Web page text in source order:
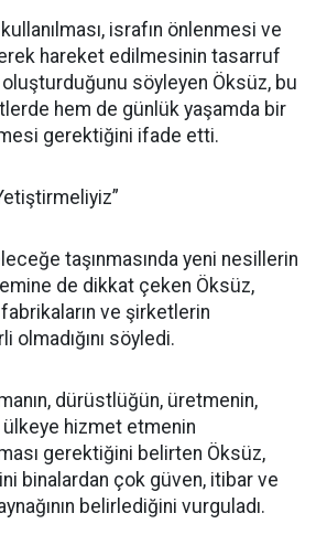
israfın önlenmesi ve
hareket edilmesinin tasarruf
oluşturduğunu söyleyen Öksüz, bu
hem de günlük yaşamda bir
gerektiğini ifade etti.
taşınmasında yeni nesillerin
de dikkat çeken Öksüz,
ve şirketlerin
olmadığını söyledi.
dürüstlüğün, üretmenin,
ülkeye hizmet etmenin
gerektiğini belirten Öksüz,
binalardan çok güven, itibar ve
belirlediğini vurguladı.